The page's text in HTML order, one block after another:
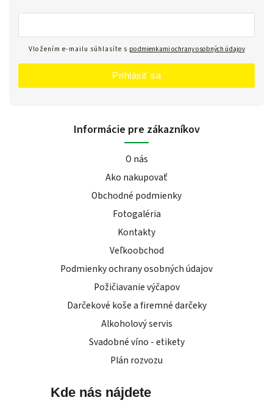
Vložením e-mailu súhlasíte s podmienkami ochrany osobných údajov
Prihlásiť sa
Informácie pre zákazníkov
O nás
Ako nakupovať
Obchodné podmienky
Fotogaléria
Kontakty
Veľkoobchod
Podmienky ochrany osobných údajov
Požičiavanie výčapov
Darčekové koše a firemné darčeky
Alkoholový servis
Svadobné víno - etikety
Plán rozvozu
Kde nás nájdete